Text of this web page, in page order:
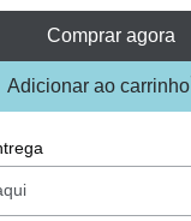
Comprar agora
Adicionar ao carrinho